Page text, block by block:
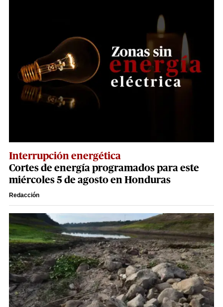
Interrupción energética
Cortes de energía programados para este
miércoles 5 de agosto en Honduras
Redacción